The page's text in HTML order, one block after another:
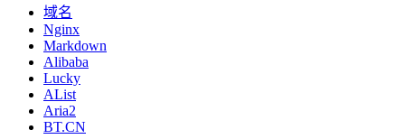
域名
Nginx
Markdown
Alibaba
Lucky
AList
Aria2
BT.CN